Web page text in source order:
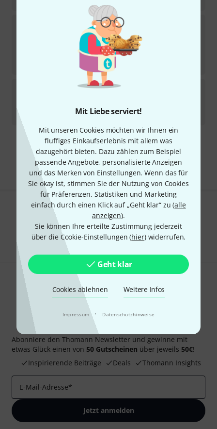
Mit Liebe serviert!
Mit unseren Cookies möchten wir Ihnen ein
fluffiges Einkaufserlebnis mit allem was
dazugehört bieten. Dazu zählen zum Beispiel
passende Angebote, personalisierte Anzeigen
und das Merken von Einstellungen. Wenn das für
Sie okay ist, stimmen Sie der Nutzung von Cookies
für Präferenzen, Statistiken und Marketing
einfach durch einen Klick auf „Geht klar“ zu (alle
anzeigen).
Sie können Ihre erteilte Zustimmung jederzeit
über die Cookie-Einstellungen (hier) widerrufen.
Geht klar
Cookies ablehnen Weitere Infos
Impressum · Datenschutzhinweise
Drumming Stool f Kids 30 Green
Sofort lieferbar
89,95
Stackable Cajon Junior
Kostenloser Versand ab 29 €
Alle Preise inkl. MwSt.
Gefällt Ihnen, was Sie sehen?
Teilen Hilfe & Feedback
Thomann Newsletter
Abonniere den Thomann Newsletter und gewinne mit
etwas Glück einen von 50 Gutscheinen über jeweils 50€!
Inspirierende Beiträge
Deals Thomann Insights
E-Mail-Adresse*
Jetzt anmelden